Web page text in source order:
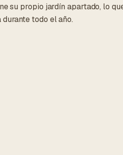
su propio jardín apartado, lo
todo el año.